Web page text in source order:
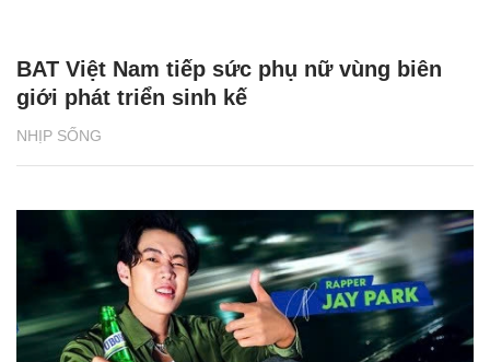
NHỊP SỐNG
BAT Việt Nam tiếp sức phụ nữ vùng biên
giới phát triển sinh kế